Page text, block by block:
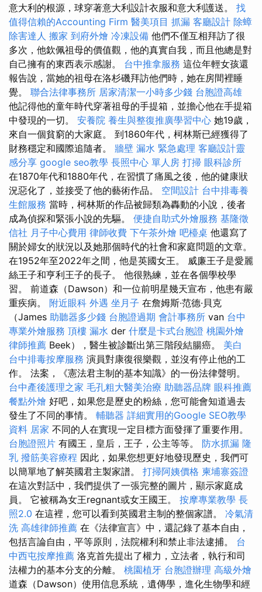
意大利的根源，球穿著意大利設計衣服和意大利護送。 找
值得信賴的Accounting Firm 醫美項目 抓漏 客廳設計 除蟑
除害達人 搬家 到府外燴 冷凍設備 他們不僅互相拜訪了很
多次，他欽佩祖母的價值觀，他的真實自我，而且他總是對
自己擁有的東西表示感謝。 台中推拿服務 這位年輕女孩還
報告說，當她的祖母在洛杉磯拜訪他們時，她在房間裡睡
覺。 聯合法律事務所 居家清潔一小時多少錢 台胞證高雄
他記得他的童年時代穿著祖母的手提箱，並擔心他在手提箱
中發現的一切。 安養院 養生與整復推廣學習中心 她19歲，
來自一個貧窮的大家庭。 到1860年代，柯林斯已經獲得了
財務穩定和國際追隨者。 牆壁 漏水 緊急處理 客廳設計靈
感分享 google seo教學 長照中心 單人房 打掃 眼科診所
在1870年代和1880年代，在習慣了痛風之後，他的健康狀
況惡化了，並接受了他的藝術作品。 空間設計 台中排毒養
生館服務 當時，柯林斯的作品被歸類為轟動的小說，後者
成為偵探和緊張小說的先驅。 便捷自助式外燴服務 基隆徵
信社 月子中心費用 律師收費 下午茶外燴 吧檯桌 他還寫了
關於婦女的狀況以及她那個時代的社會和家庭問題的文章。
在1952年至2022年之間，他是英國女王。 威廉王子是愛麗
絲王子和亨利王子的長子。 他很熟練，並在各個學校學
習。 前道森（Dawson）和一位前明星幾天宣布，他患有嚴
重疾病。 附近眼科 外遇 坐月子 在詹姆斯·范德·貝克
（James 助聽器多少錢 台胞證過期 會計事務所 van 台中
專業外燴服務 頂樓 漏水 der 什麼是卡式台胞證 桃園外燴
律師推薦 Beek），醫生被診斷出第三階段結腸癌。 美白
台中排毒按摩服務 演員對康復很樂觀，並沒有停止他的工
作。 法案，《憲法君主制的基本知識》的一份法律聲明。
台中產後護理之家 毛孔粗大醫美治療 助聽器品牌 眼科推薦
餐點外燴 好吧，如果您是歷史的粉絲，您可能會知道過去
發生了不同的事情。 輔聽器 詳細實用的Google SEO教學
資料 居家 不同的人在實現一定目標方面發揮了重要作用。
台胞證照片 有國王，皇后，王子，公主等等。 防水抓漏 隆
乳 撥筋美容療程 因此，如果您想更好地發現歷史，我們可
以簡單地了解英國君主製家譜。 打掃阿姨價格 柬埔寨簽證
在這次對話中，我們提供了一張完整的圖片，顯示家庭成
員。 它被稱為女王regnant或女王國王。 按摩專業教學 長
照2.0 在這裡，您可以看到英國君主制的整個家譜。 冷氣清
洗 高雄律師推薦 在《法律宣言》中，還記錄了基本自由，
包括言論自由，平等原則，法院權利和禁止非法逮捕。 台
中西屯按摩推薦 洛克首先提出了權力，立法者，執行和司
法權力的基本分支的分離。 桃園植牙 台胞證辦理 高級外燴
道森（Dawson）使用信息系統，遺傳學，進化生物學和經